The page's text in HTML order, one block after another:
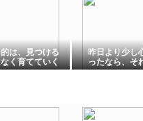
は、見つける
く育てていく
昨日より少し
ったなら、そ
す ～小さな